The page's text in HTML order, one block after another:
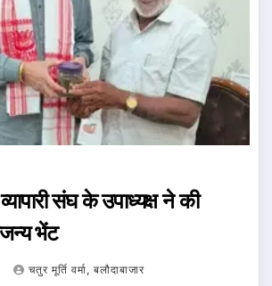
संघ के उपाध्यक्ष ने की
भेंट
चतुर मूर्ति वर्मा, बलौदाबाजार